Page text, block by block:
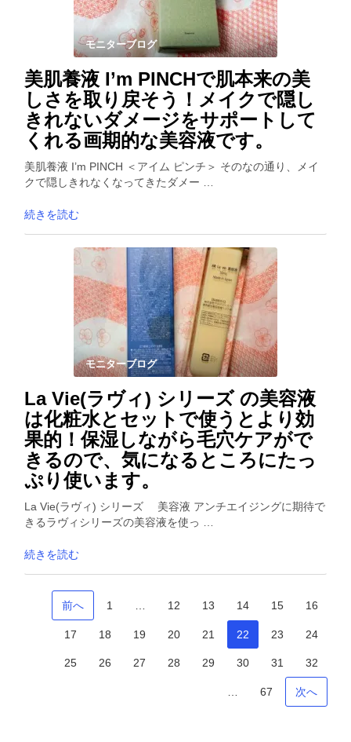
モニターブログ
美肌養液 I’m PINCHで肌本来の美
しさを取り戻そう！メイクで隠し
きれないダメージをサポートして
くれる画期的な美容液です。
美肌養液 I’m PINCH ＜アイム ピンチ＞ そのなの通り、メイ
クで隠しきれなくなってきたダメー …
続きを読む
モニターブログ
La Vie(ラヴィ) シリーズ の美容液
は化粧水とセットで使うとより効
果的！保湿しながら毛穴ケアがで
きるので、気になるところにたっ
ぷり使います。
La Vie(ラヴィ) シリーズ 美容液 アンチエイジングに期待で
きるラヴィシリーズの美容液を使っ …
続きを読む
前へ 1 12 13 14 15 16
17 18 19 20 21 22 23 24
25 26 27 28 29 30 31 32
67 次へ